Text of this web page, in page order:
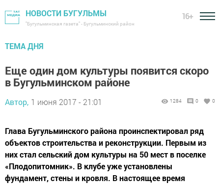
НОВОСТИ БУГУЛЬМЫ
"Бугульминская газета" - Бугульминский район
16+
ТЕМА ДНЯ
Еще один дом культуры появится скоро
в Бугульминском районе
Автор, 1 июня 2017 - 21:01 1284 0 0
Глава Бугульминского района проинспектировал ряд
объектов строительства и реконструкции. Первым из
них стал сельский дом культуры на 50 мест в поселке
«Плодопитомник». В клубе уже установлены
фундамент, стены и кровля. В настоящее время